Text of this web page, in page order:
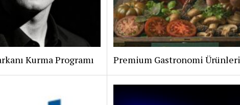
Kurma Programı Premium Gastronomi Ürünleri